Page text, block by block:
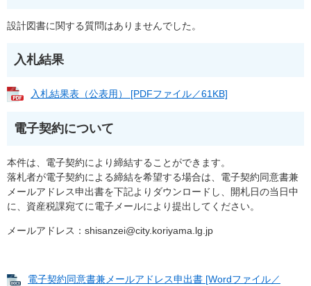
設計図書に関する質問はありませんでした。
入札結果
入札結果表（公表用） [PDFファイル／61KB]
電子契約について
本件は、電子契約により締結することができます。
落札者が電子契約による締結を希望する場合は、電子契約同意書兼
メールアドレス申出書を下記よりダウンロードし、開札日の当日中
に、資産税課宛てに電子メールにより提出してください。
メールアドレス：shisanzei@city.koriyama.lg.jp
電子契約同意書兼メールアドレス申出書 [Wordファイル／